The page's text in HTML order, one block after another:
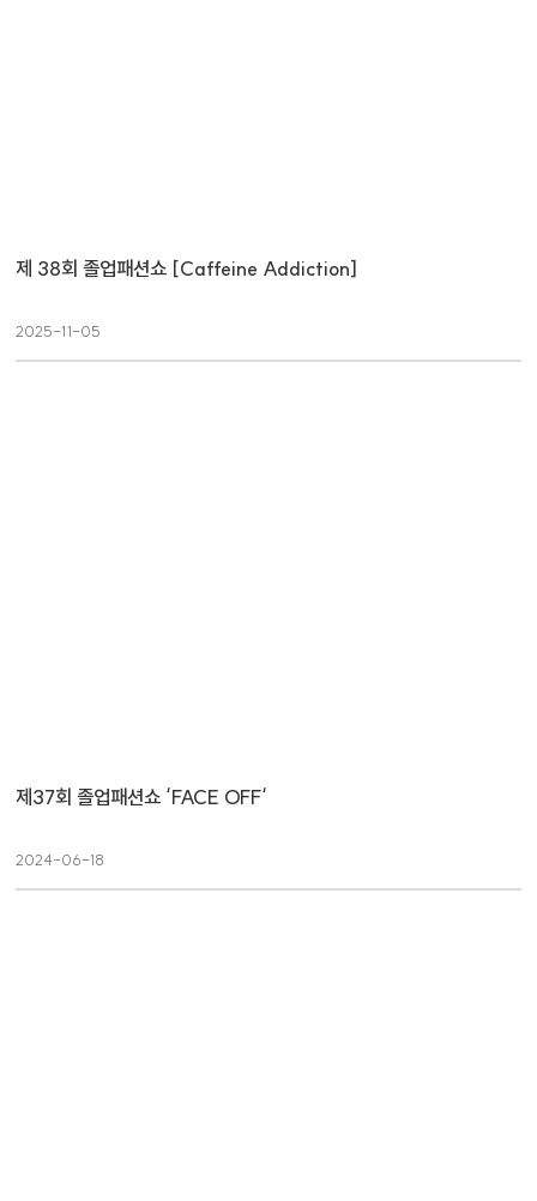
제 38회 졸업패션쇼 [Caffeine Addiction]
2025-11-05
제37회 졸업패션쇼 ‘FACE OFF‘
2024-06-18